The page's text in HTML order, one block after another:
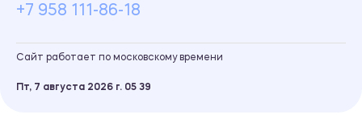
+7 958 111-86-18
Сайт работает по московскому времени
Пт, 7 августа 2026 г. 05 39